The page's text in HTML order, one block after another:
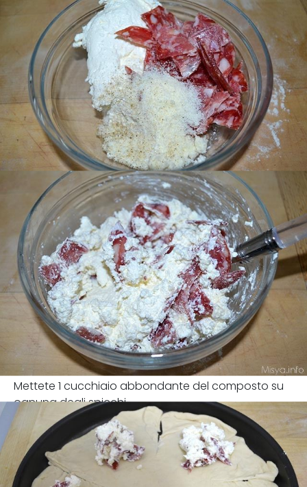
Mettete 1 cucchiaio abbondante del composto su
ognuna degli spicchi.